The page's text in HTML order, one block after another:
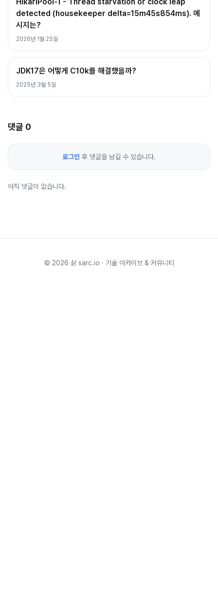
detected (housekeeper delta=15m45s854ms). 메
시지는?
2026년 1월 25일
JDK17은 어떻게 C10k를 해결했을까?
2025년 3월 5일
댓글 0
로그인 후 댓글을 남길 수 있습니다.
아직 댓글이 없습니다.
© 2026 삵 sarc.io · 기술 아카이브 & 커뮤니티